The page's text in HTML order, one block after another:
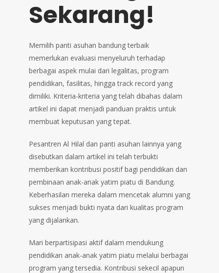
Sekarang!
Memilih panti asuhan bandung terbaik
memerlukan evaluasi menyeluruh terhadap
berbagai aspek mulai dari legalitas, program
pendidikan, fasilitas, hingga track record yang
dimiliki. Kriteria-kriteria yang telah dibahas dalam
artikel ini dapat menjadi panduan praktis untuk
membuat keputusan yang tepat.
Pesantren Al Hilal dan panti asuhan lainnya yang
disebutkan dalam artikel ini telah terbukti
memberikan kontribusi positif bagi pendidikan dan
pembinaan anak-anak yatim piatu di Bandung.
Keberhasilan mereka dalam mencetak alumni yang
sukses menjadi bukti nyata dari kualitas program
yang dijalankan.
Mari berpartisipasi aktif dalam mendukung
pendidikan anak-anak yatim piatu melalui berbagai
program yang tersedia. Kontribusi sekecil apapun